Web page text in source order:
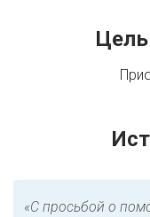
«С просьбой о